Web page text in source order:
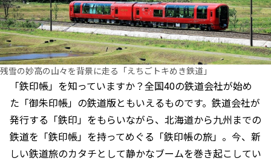
残雪の妙高の山々を背景に走る「えちごトキめき鉄道」
「鉄印帳」を知っていますか？全国40の鉄道会社が始め
た「御朱印帳」の鉄道版ともいえるものです。鉄道会社が
発行する「鉄印」をもらいながら、北海道から九州までの
鉄道を「鉄印帳」を持ってめぐる「鉄印帳の旅」。今、新
しい鉄道旅のカタチとして静かなブームを巻き起こしてい